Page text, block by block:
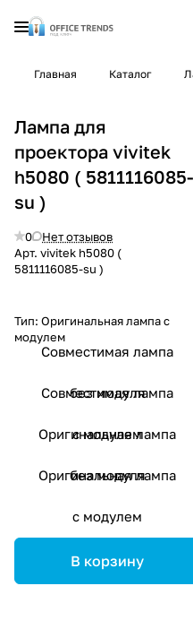
Главная Каталог
Лампа для
проектора vivitek
h5080 ( 5811116085-
su )
0
Нет отзывов
Арт. vivitek h5080 (
5811116085-su )
Тип: Оригинальная лампа с
модулем
Совместимая лампа
без модуля
Совместимая лампа
с модулем
Оригинальная лампа
без модуля
Оригинальная лампа
с модулем
В корзину